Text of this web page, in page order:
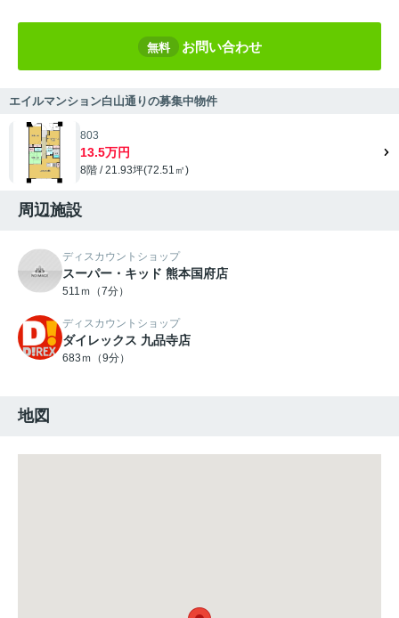
無料 お問い合わせ
エイルマンション白山通りの募集中物件
803
13.5万円
8階 / 21.93坪(72.51㎡)
周辺施設
ディスカウントショップ
スーパー・キッド 熊本国府店
511ｍ（7分）
ディスカウントショップ
ダイレックス 九品寺店
683ｍ（9分）
地図